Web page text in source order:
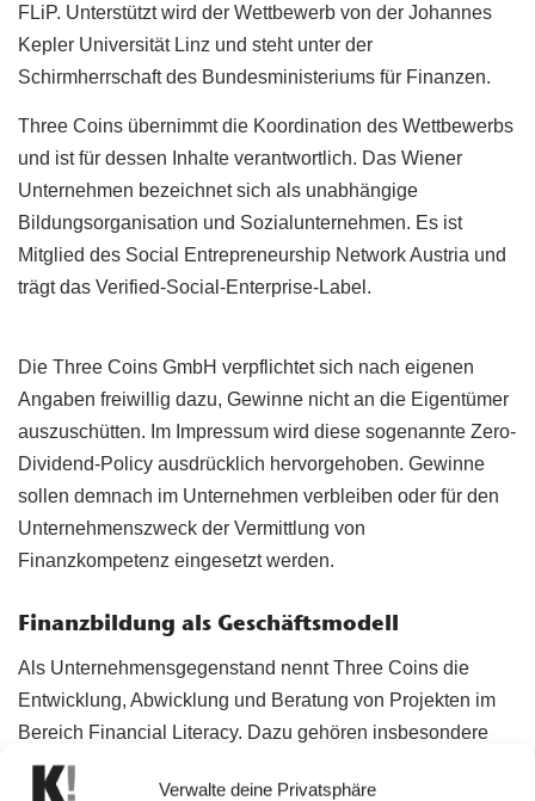
Verwalte deine Privatsphäre
FLiP. Unterstützt wird der Wettbewerb von der Johannes
Kepler Universität Linz und steht unter der
Schirmherrschaft des Bundesministeriums für Finanzen.
Three Coins übernimmt die Koordination des Wettbewerbs
und ist für dessen Inhalte verantwortlich. Das Wiener
Unternehmen bezeichnet sich als unabhängige
Bildungsorganisation und Sozialunternehmen. Es ist
Mitglied des Social Entrepreneurship Network Austria und
trägt das Verified-Social-Enterprise-Label.
Die Three Coins GmbH verpflichtet sich nach eigenen
Angaben freiwillig dazu, Gewinne nicht an die Eigentümer
auszuschütten. Im Impressum wird diese sogenannte Zero-
Dividend-Policy ausdrücklich hervorgehoben. Gewinne
sollen demnach im Unternehmen verbleiben oder für den
Unternehmenszweck der Vermittlung von
Finanzkompetenz eingesetzt werden.
Finanzbildung als Geschäftsmodell
Als Unternehmensgegenstand nennt Three Coins die
Entwicklung, Abwicklung und Beratung von Projekten im
Bereich Financial Literacy. Dazu gehören insbesondere
digitale Produkte zur finanziellen Grundlagenbildung
sowie der Aufbau und Betrieb eines Expertennetzwerks.